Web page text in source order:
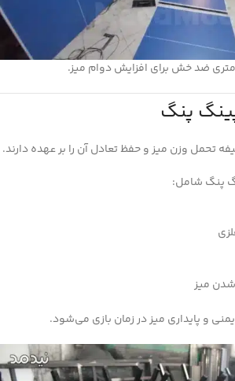
پنگ
تحمل وزن میز و حفظ تعادل آن را بر عهده دارند.
پنگ شامل:
میز
و پایداری میز در زمان بازی می‌شود.